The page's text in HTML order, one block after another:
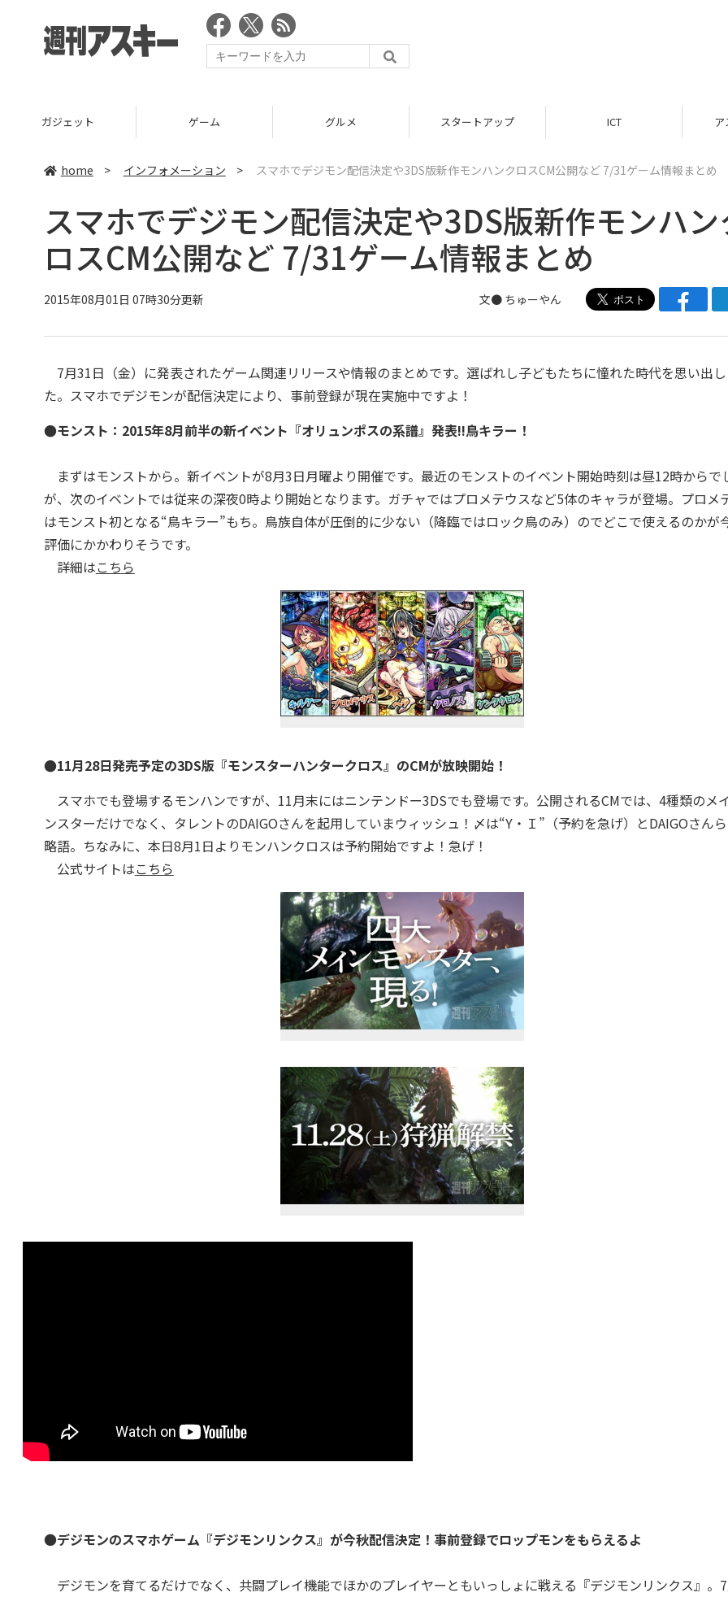
ガジェット ゲーム グルメ スタートアップ ICT ア
home > インフォメーション > スマホでデジモン配信決定や3DS版新作モンハンクロスCM公開など 7/31ゲーム情報まとめ
スマホでデジモン配信決定や3DS版新作モンハン
ロスCM公開など 7/31ゲーム情報まとめ
2015年08月01日 07時30分更新 文● ちゅーやん
7月31日（金）に発表されたゲーム関連リリースや情報のまとめです。選ばれし子どもたちに憧れた時代を思い出
た。スマホでデジモンが配信決定により、事前登録が現在実施中ですよ！
●モンスト：2015年8月前半の新イベント『オリュンポスの系譜』発表!!鳥キラー！
まずはモンストから。新イベントが8月3日月曜より開催です。最近のモンストのイベント開始時刻は昼12時からで
が、次のイベントでは従来の深夜0時より開始となります。ガチャではプロメテウスなど5体のキャラが登場。プロメ
はモンスト初となる“鳥キラー”もち。鳥族自体が圧倒的に少ない（降臨ではロック鳥のみ）のでどこで使えるのかが
評価にかかわりそうです。
詳細はこちら
●11月28日発売予定の3DS版『モンスターハンタークロス』のCMが放映開始！
スマホでも登場するモンハンですが、11月末にはニンテンドー3DSでも登場です。公開されるCMでは、4種類のメ
ンスターだけでなく、タレントのDAIGOさんを起用していまウィッシュ！〆は“Y・Ｉ”（予約を急げ）とDAIGOさん
略語。ちなみに、本日8月1日よりモンハンクロスは予約開始ですよ！急げ！
公式サイトはこちら
●デジモンのスマホゲーム『デジモンリンクス』が今秋配信決定！事前登録でロップモンをもらえるよ
デジモンを育てるだけでなく、共闘プレイ機能でほかのプレイヤーともいっしょに戦える『デジモンリンクス』。